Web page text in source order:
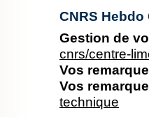
CNRS
Gestion de
cnrs/centre-
Vos
Vos
technique